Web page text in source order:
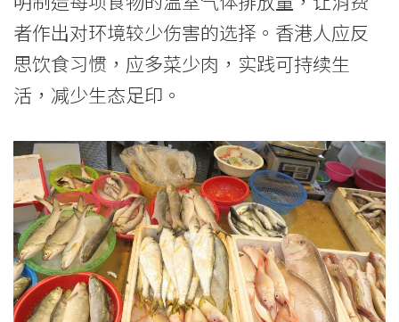
者作出对环境较少伤害的选择。香港人应反
思饮食习惯，应多菜少肉，实践可持续生
活，减少生态足印。